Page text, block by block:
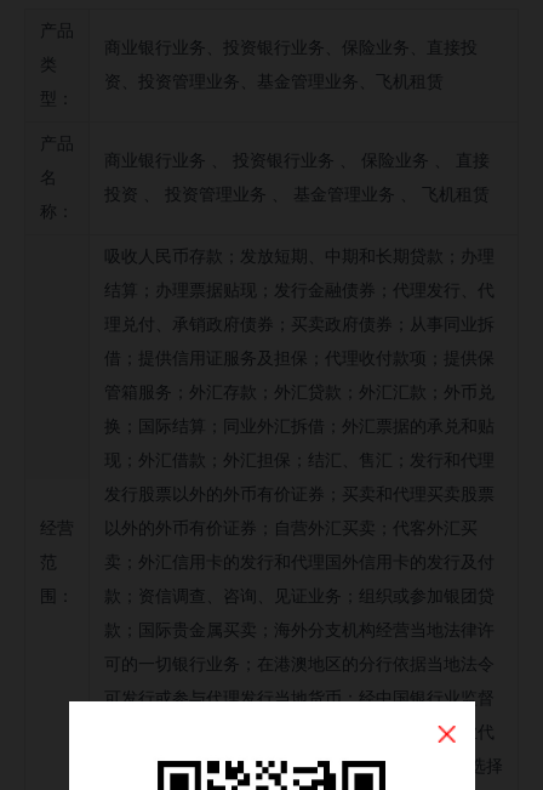
公司并购事件
募集资金投向
公司公告信息
产品
类
型：
商业银行业务、投资银行业务、保险业务、直接投
资、投资管理业务、基金管理业务、飞机租赁
产品
名
称：
商业银行业务 、 投资银行业务 、 保险业务 、 直接
投资 、 投资管理业务 、 基金管理业务 、 飞机租赁
经营
范
围：
吸收人民币存款；发放短期、中期和长期贷款；办理
结算；办理票据贴现；发行金融债券；代理发行、代
理兑付、承销政府债券；买卖政府债券；从事同业拆
借；提供信用证服务及担保；代理收付款项；提供保
管箱服务；外汇存款；外汇贷款；外汇汇款；外币兑
换；国际结算；同业外汇拆借；外汇票据的承兑和贴
现；外汇借款；外汇担保；结汇、售汇；发行和代理
发行股票以外的外币有价证券；买卖和代理买卖股票
以外的外币有价证券；自营外汇买卖；代客外汇买
卖；外汇信用卡的发行和代理国外信用卡的发行及付
款；资信调查、咨询、见证业务；组织或参加银团贷
款；国际贵金属买卖；海外分支机构经营当地法律许
可的一切银行业务；在港澳地区的分行依据当地法令
可发行或参与代理发行当地货币；经中国银行业监督
管理委员会等监管部门批准的其他业务；保险兼业代
理（有效期至2021年8月21日）。（企业依法自主选择